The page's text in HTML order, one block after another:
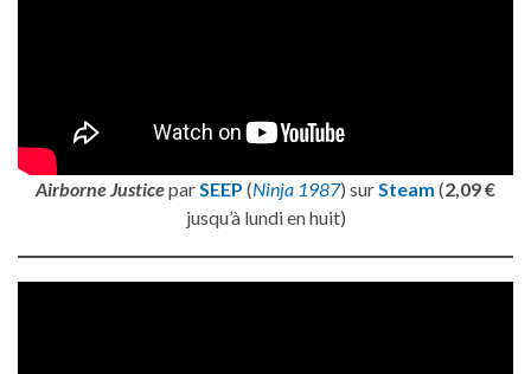
Airborne JusticeparSEEP (Ninja 1987) surSteam (2,09 €
jusqu’à lundi en huit)